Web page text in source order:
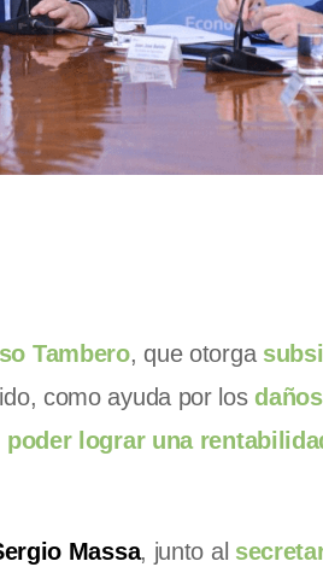
Tambero, que otorga
como ayuda por los
lograr una
Massa, junto al